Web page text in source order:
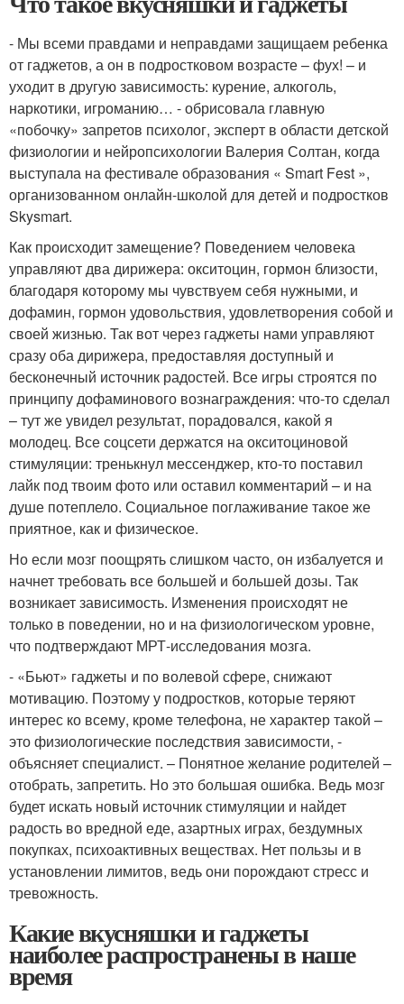
- Мы всеми правдами и неправдами защищаем ребенка
от гаджетов, а он в подростковом возрасте – фух! – и
уходит в другую зависимость: курение, алкоголь,
наркотики, игроманию… - обрисовала главную
«побочку» запретов психолог, эксперт в области детской
физиологии и нейропсихологии Валерия Солтан, когда
выступала на фестивале образования « Smart Fest »,
организованном онлайн-школой для детей и подростков
Skysmart.
Как происходит замещение? Поведением человека
управляют два дирижера: окситоцин, гормон близости,
благодаря которому мы чувствуем себя нужными, и
дофамин, гормон удовольствия, удовлетворения собой и
своей жизнью. Так вот через гаджеты нами управляют
сразу оба дирижера, предоставляя доступный и
бесконечный источник радостей. Все игры строятся по
принципу дофаминового вознаграждения: что-то сделал
– тут же увидел результат, порадовался, какой я
молодец. Все соцсети держатся на окситоциновой
стимуляции: тренькнул мессенджер, кто-то поставил
лайк под твоим фото или оставил комментарий – и на
душе потеплело. Социальное поглаживание такое же
приятное, как и физическое.
Но если мозг поощрять слишком часто, он избалуется и
начнет требовать все большей и большей дозы. Так
возникает зависимость. Изменения происходят не
только в поведении, но и на физиологическом уровне,
что подтверждают МРТ-исследования мозга.
- «Бьют» гаджеты и по волевой сфере, снижают
мотивацию. Поэтому у подростков, которые теряют
интерес ко всему, кроме телефона, не характер такой –
это физиологические последствия зависимости, -
объясняет специалист. – Понятное желание родителей –
отобрать, запретить. Но это большая ошибка. Ведь мозг
будет искать новый источник стимуляции и найдет
радость во вредной еде, азартных играх, бездумных
покупках, психоактивных веществах. Нет пользы и в
установлении лимитов, ведь они порождают стресс и
тревожность.
Какие вкусняшки и гаджеты
наиболее распространены в наше
время